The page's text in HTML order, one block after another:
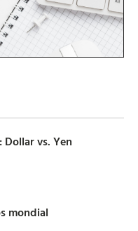
Dollar vs. Yen
mondial